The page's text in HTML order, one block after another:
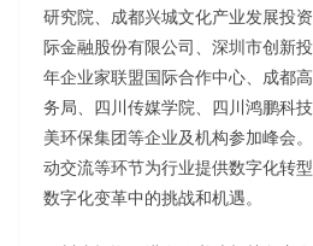
研究院、成都兴城文化产业发展投
际金融股份有限公司、深圳市创新
年企业家联盟国际合作中心、成都
务局、四川传媒学院、四川鸿鹏科
美环保集团等企业及机构参加峰会
动交流等环节为行业提供数字化转
数字化变革中的挑战和机遇。